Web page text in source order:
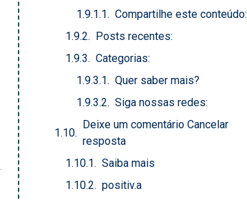
Compartilhe este conteúdo:
Posts recentes:
Categorias:
Quer saber mais?
Siga nossas redes:
Deixe um comentário Cancelar
resposta
Saiba mais
positiv.a